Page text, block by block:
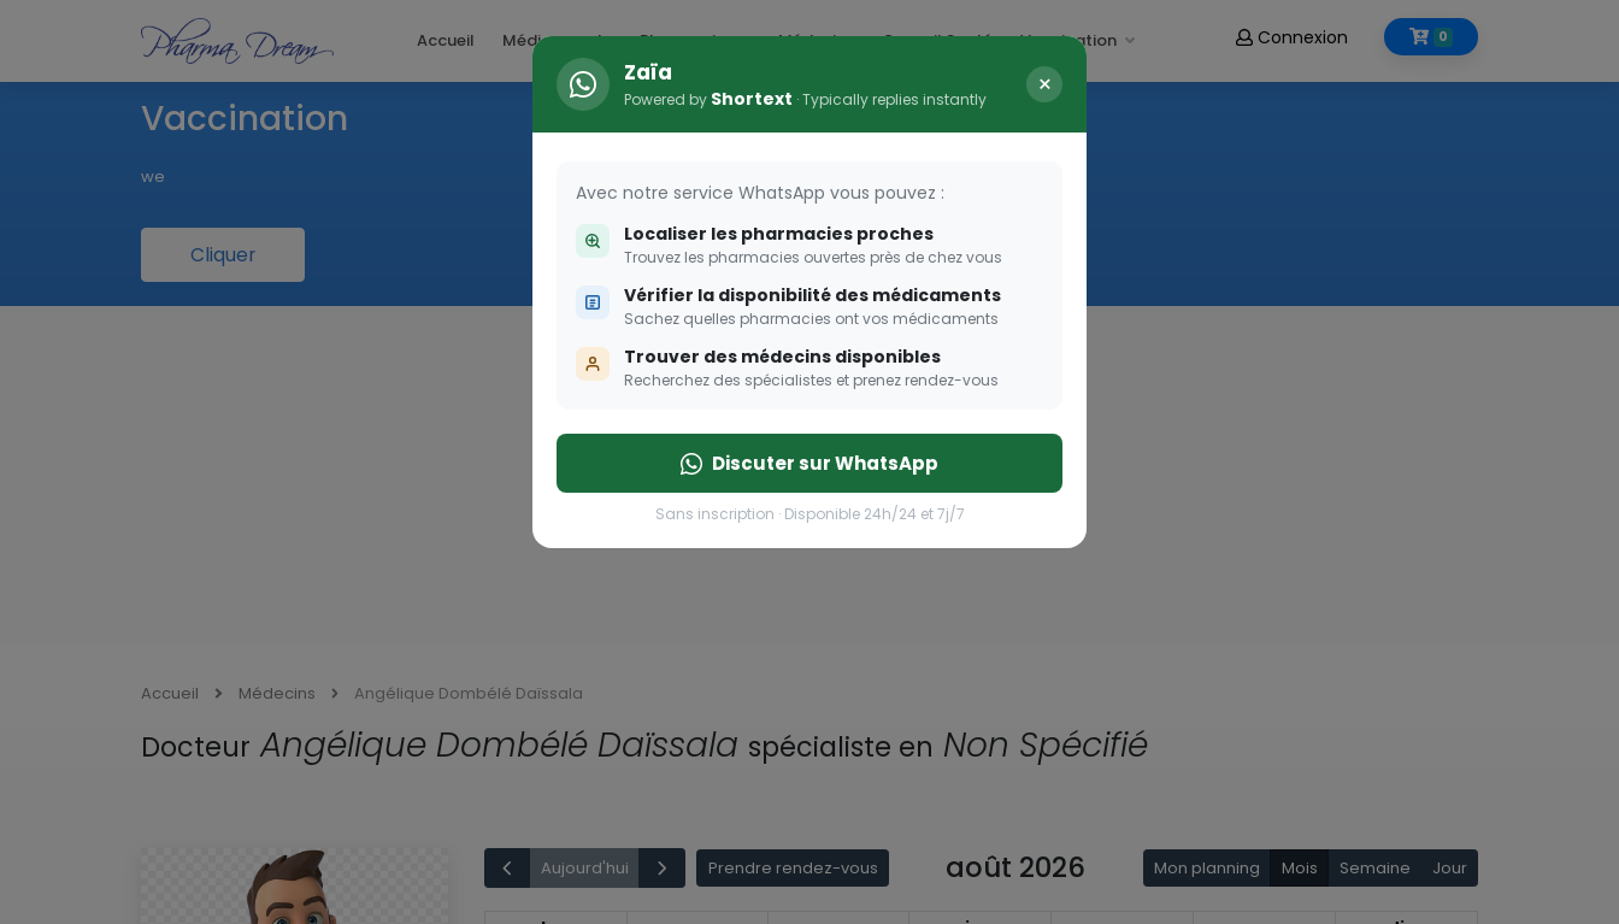
Accueil Médicaments Pharmacies Médecins Conseil Santé Vaccination 0
Connexion
Vaccination
we
Cliquer
Accueil Médecins Angélique Dombélé Daïssala
Docteur Angélique Dombélé Daïssala spécialiste en Non Spécifié
Aujourd'hui Prendre rendez-vous août 2026 Mon planning Mois Semaine Jour
Zaïa
Powered by Shortext · Typically replies instantly ×
Avec notre service WhatsApp vous pouvez :
Localiser les pharmacies proches
Trouvez les pharmacies ouvertes près de chez vous
Vérifier la disponibilité des médicaments
Sachez quelles pharmacies ont vos médicaments
Trouver des médecins disponibles
Recherchez des spécialistes et prenez rendez-vous
Discuter sur WhatsApp
Sans inscription · Disponible 24h/24 et 7j/7